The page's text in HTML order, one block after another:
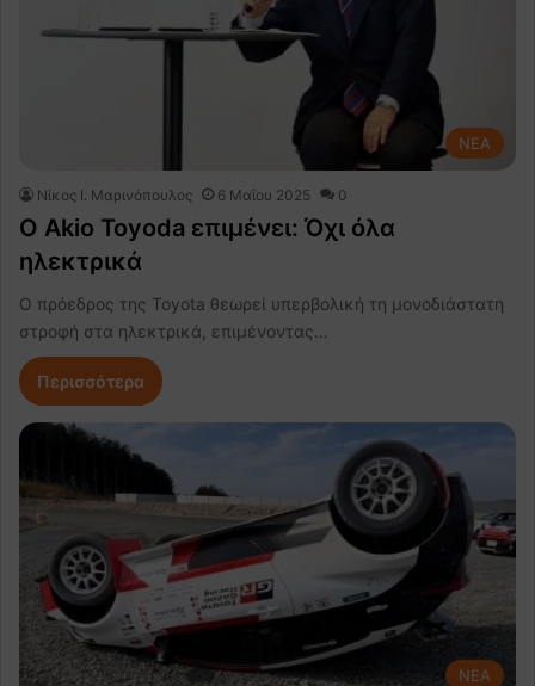
NEA
Nίκος Ι. Mαρινόπουλος 6 Μαΐου 2025 0
Ο Akio Toyoda επιμένει: Όχι όλα
ηλεκτρικά
Ο πρόεδρος της Toyota θεωρεί υπερβολική τη μονοδιάστατη
στροφή στα ηλεκτρικά, επιμένοντας…
Περισσότερα
NEA